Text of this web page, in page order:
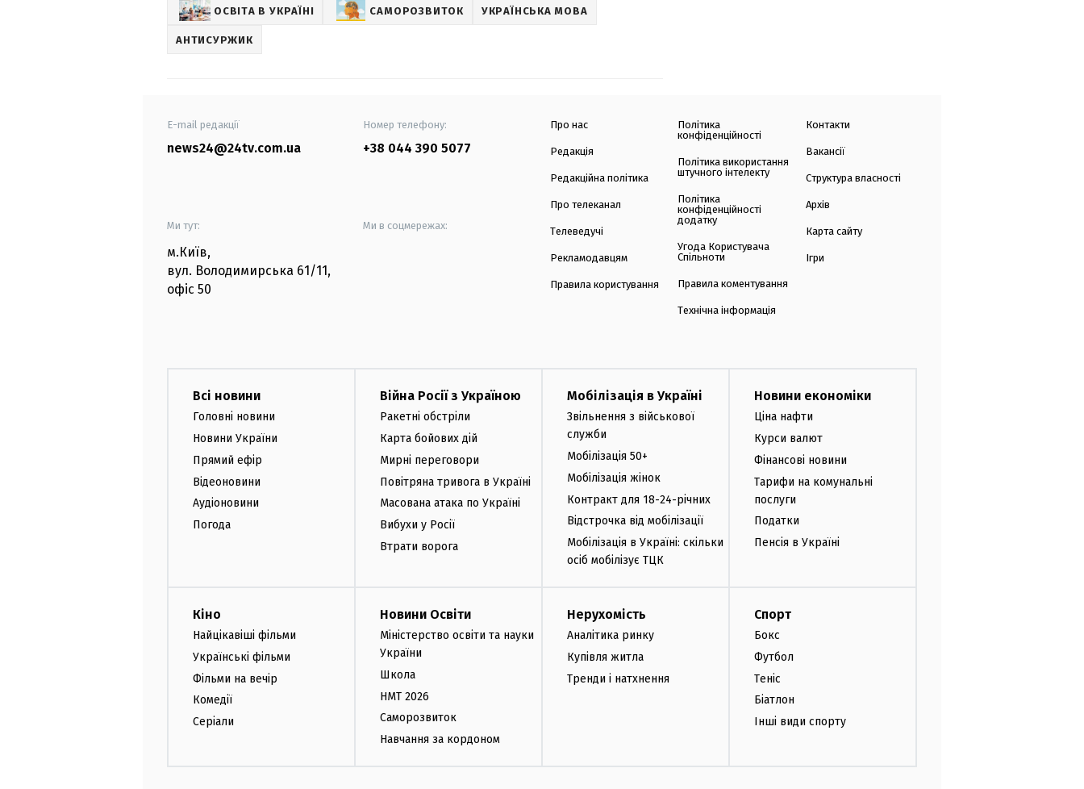
ОСВІТА В УКРАЇНІ САМОРОЗВИТОК УКРАЇНСЬКА МОВА
АНТИСУРЖИК
E-mail редакції
news24@24tv.com.ua
Номер телефону:
+38 044 390 5077
Ми тут:
м.Київ,
вул. Володимирська 61/11,
офіс 50
Ми в соцмережах:
Про нас
Редакція
Редакційна політика
Про телеканал
Телеведучі
Рекламодавцям
Правила користування
Політика
конфіденційності
Політика використання
штучного інтелекту
Політика
конфіденційності
додатку
Угода Користувача
Спільноти
Правила коментування
Технічна інформація
Контакти
Вакансії
Структура власності
Архів
Карта сайту
Ігри
Всі новини
Головні новини
Новини України
Прямий ефір
Відеоновини
Аудіоновини
Погода
Війна Росії з Україною
Ракетні обстріли
Карта бойових дій
Мирні переговори
Повітряна тривога в Україні
Масована атака по Україні
Вибухи у Росії
Втрати ворога
Мобілізація в Україні
Звільнення з військової
служби
Мобілізація 50+
Мобілізація жінок
Контракт для 18-24-річних
Відстрочка від мобілізації
Мобілізація в Україні: скільки
осіб мобілізує ТЦК
Новини економіки
Ціна нафти
Курси валют
Фінансові новини
Тарифи на комунальні
послуги
Податки
Пенсія в Україні
Кіно
Найцікавіші фільми
Українські фільми
Фільми на вечір
Комедії
Серіали
Новини Освіти
Міністерство освіти та науки
України
Школа
НМТ 2026
Саморозвиток
Навчання за кордоном
Нерухомість
Аналітика ринку
Купівля житла
Тренди і натхнення
Спорт
Бокс
Футбол
Теніс
Біатлон
Інші види спорту